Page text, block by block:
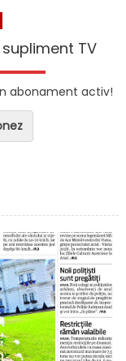
TV
abonament activ!